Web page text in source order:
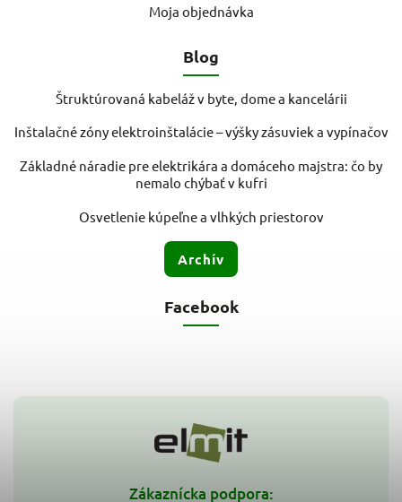
Zákaznícka podpora:
Moja objednávka
Blog
Štruktúrovaná kabeláž v byte, dome a kancelárii
Inštalačné zóny elektroinštalácie – výšky zásuviek a vypínačov
Základné náradie pre elektrikára a domáceho majstra: čo by
nemalo chýbať v kufri
Osvetlenie kúpeľne a vlhkých priestorov
Archív
Facebook